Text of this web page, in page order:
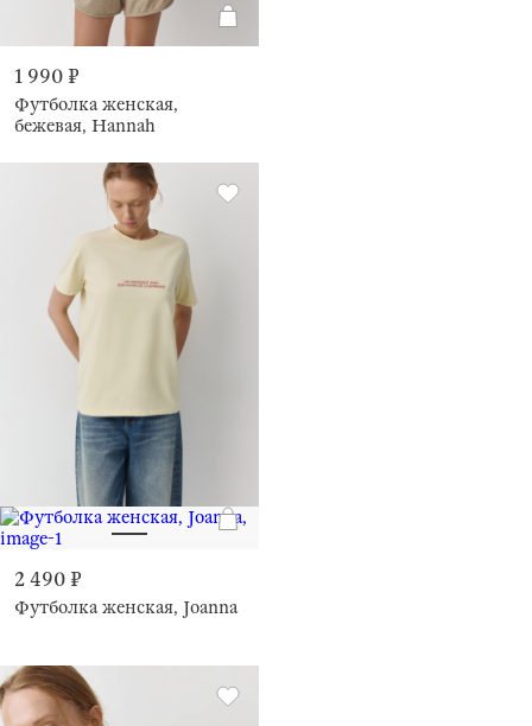
1 990 ₽
Футболка женская,
бежевая, Hannah
2 490 ₽
Футболка женская, Joanna